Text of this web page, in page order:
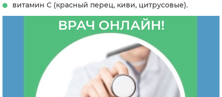
витамин С (красный перец, киви, цитрусовые).
ВРАЧ ОНЛАЙН!